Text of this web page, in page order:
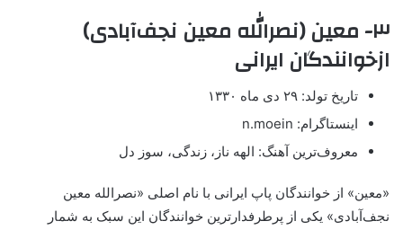
۳- معین (نصرالله معین نجف‌آبادی)
ازخوانندگان ایرانی
تاریخ تولد: ۲۹ دی ماه ۱۳۳۰
اینستاگرام: n.moein
معروف‌ترین آهنگ: الهه ناز، زندگی، سوز دل
«معین» از خوانندگان پاپ ایرانی با نام اصلی «نصرالله معین
نجف‌آبادی» یکی از پرطرفدارترین خوانندگان این سبک به شمار